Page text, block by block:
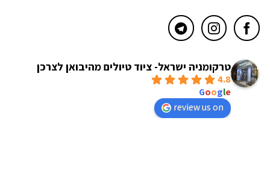
טרקומניה ישראל- ציוד טיולים מהיבואן לצרכן
4.8
Google
review us on